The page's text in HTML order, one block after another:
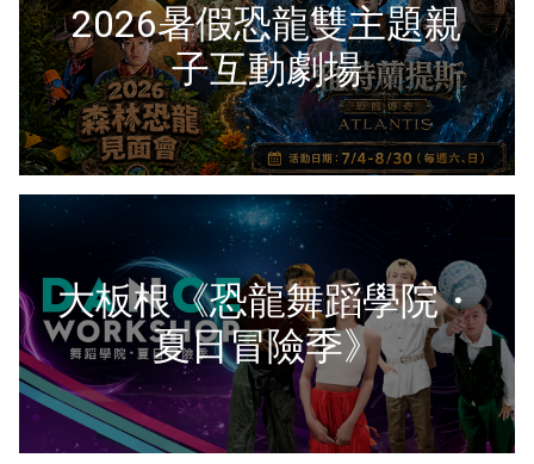
2026暑假恐龍雙主題親
子互動劇場
大板根《恐龍舞蹈學院・
夏日冒險季》